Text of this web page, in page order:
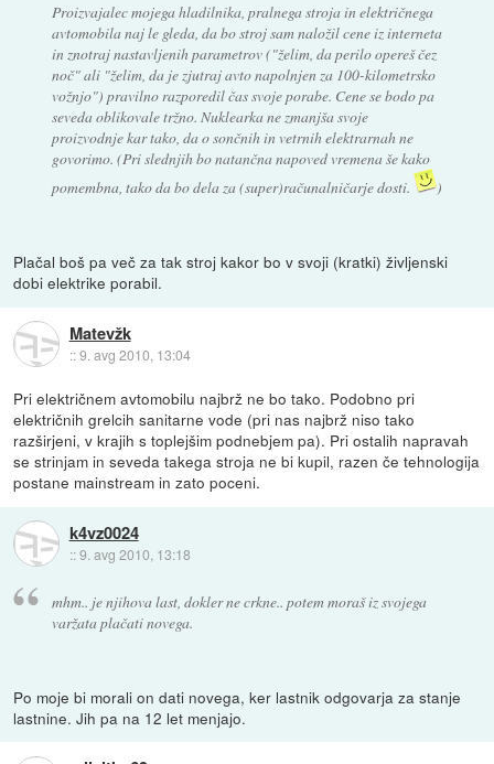
Proizvajalec mojega hladilnika, pralnega stroja in električnega
avtomobila naj le gleda, da bo stroj sam naložil cene iz interneta
in znotraj nastavljenih parametrov ("želim, da perilo opereš čez
noč" ali "želim, da je zjutraj avto napolnjen za 100-kilometrsko
vožnjo") pravilno razporedil čas svoje porabe. Cene se bodo pa
seveda oblikovale tržno. Nuklearka ne zmanjša svoje
proizvodnje kar tako, da o sončnih in vetrnih elektrarnah ne
govorimo. (Pri slednjih bo natančna napoved vremena še kako
pomembna, tako da bo dela za (super)računalničarje dosti.
)
Plačal boš pa več za tak stroj kakor bo v svoji (kratki) življenski
dobi elektrike porabil.
Matevžk
::9. avg 2010, 13:04
Pri električnem avtomobilu najbrž ne bo tako. Podobno pri
električnih grelcih sanitarne vode (pri nas najbrž niso tako
razširjeni, v krajih s toplejšim podnebjem pa). Pri ostalih napravah
se strinjam in seveda takega stroja ne bi kupil, razen če tehnologija
postane mainstream in zato poceni.
k4vz0024
::9. avg 2010, 13:18
mhm.. je njihova last, dokler ne crkne.. potem moraš iz svojega
varžata plačati novega.
Po moje bi morali on dati novega, ker lastnik odgovarja za stanje
lastnine. Jih pa na 12 let menjajo.